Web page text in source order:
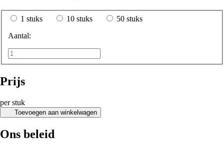
1 stuks 10 stuks
50 stuks
Aantal:
Prijs
per stuk
Toevoegen aan winkelwagen
Ons beleid